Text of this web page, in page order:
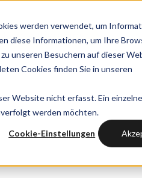
werden verwendet, um
diese Informationen, um Ihre
unseren Besuchern auf dieser
Cookies finden Sie in unseren
Website nicht erfasst. Ein
werden möchten.
Cookie-Einstellungen
Kontaktiere uns